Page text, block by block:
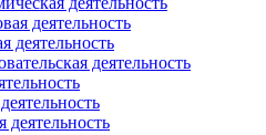
деятельность
деятельность
деятельность